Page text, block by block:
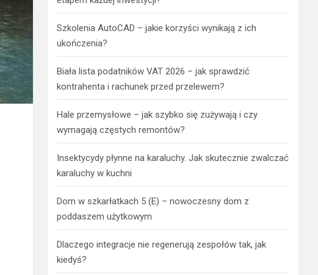
Szkolenia AutoCAD – jakie korzyści wynikają z ich
ukończenia?
Biała lista podatników VAT 2026 – jak sprawdzić
kontrahenta i rachunek przed przelewem?
Hale przemysłowe – jak szybko się zużywają i czy
wymagają częstych remontów?
Insektycydy płynne na karaluchy. Jak skutecznie zwalczać
karaluchy w kuchni
Dom w szkarłatkach 5 (E) – nowoczesny dom z
poddaszem użytkowym
Dlaczego integracje nie regenerują zespołów tak, jak
kiedyś?